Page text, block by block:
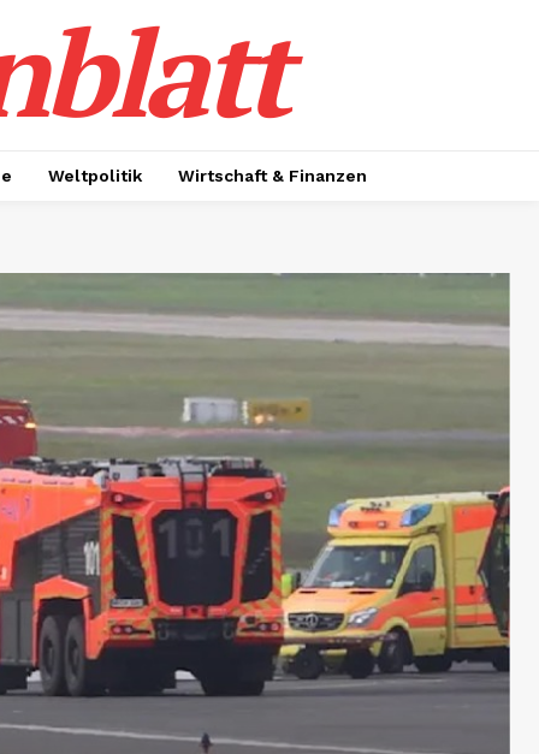
Weltpolitik Wirtschaft & Finanzen